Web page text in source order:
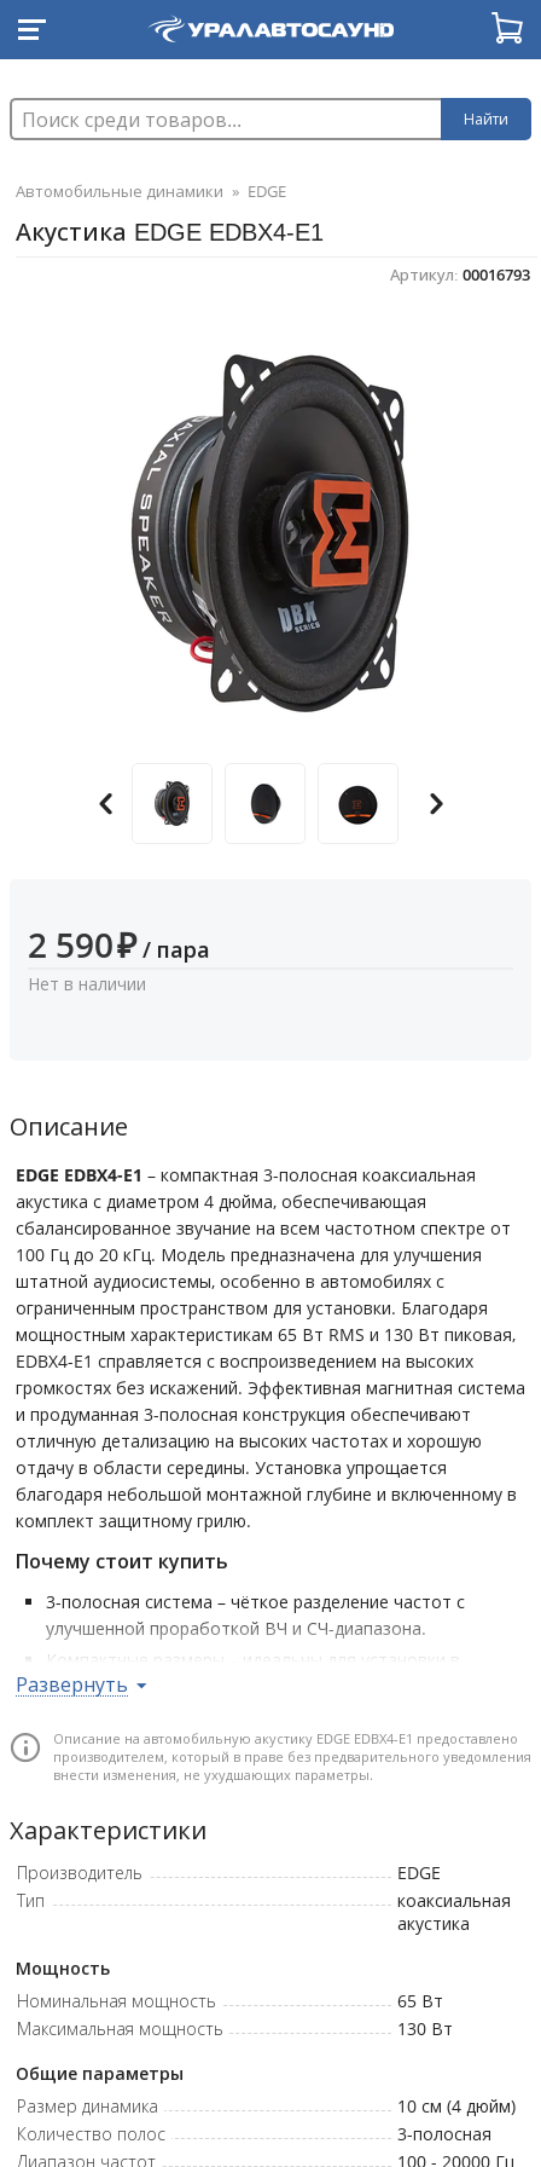
Найти
Автомобильные динамики » EDGE
Акустика EDGE EDBX4-E1
Артикул: 00016793
2 590₽ / пара
Нет в наличии
Описание
EDGE EDBX4-E1 – компактная 3-полосная коаксиальная
акустика с диаметром 4 дюйма, обеспечивающая
сбалансированное звучание на всем частотном спектре от
100 Гц до 20 кГц. Модель предназначена для улучшения
штатной аудиосистемы, особенно в автомобилях с
ограниченным пространством для установки. Благодаря
мощностным характеристикам 65 Вт RMS и 130 Вт пиковая,
EDBX4-E1 справляется с воспроизведением на высоких
громкостях без искажений. Эффективная магнитная система
и продуманная 3-полосная конструкция обеспечивают
отличную детализацию на высоких частотах и хорошую
отдачу в области середины. Установка упрощается
благодаря небольшой монтажной глубине и включенному в
комплект защитному грилю.
Почему стоит купить
3-полосная система – чёткое разделение частот с
улучшенной проработкой ВЧ и СЧ-диапазона.
Компактные размеры – идеальны для установки в
ограниченное пространство с монтажной глубиной
Хороший запас по громкости – 65 Вт RMS и 130 Вт MAX
позволяют уверенно работать даже на высоком уровне
Широкий частотный диапазон 100 Гц – 20 кГц –
диапазоне.
Гриль в комплекте – защита динамиков от механических
повреждений и эстетичный внешний вид после
установки.
Тип: Коаксиальная • Конфигурация: 3-полосная • Размер
динамика: 4" (100 мм) • Номинальная мощность: 65 Вт • Пиковая
мощность: 130 Вт • Частотная характеристика: 100 Гц – 20 кГц •
Сопротивление: 4 Ом • Монтажная глубина: 1,6" (43 мм) •
Монтажный диаметр: 3,7" (94 мм) • Гриль в комплекте
Развернуть
Описание на автомобильную акустику EDGE EDBX4-E1 предоставлено
производителем, который в праве без предварительного уведомления
внести изменения, не ухудшающих параметры.
Характеристики
Производитель
EDGE
Тип
коаксиальная
акустика
Мощность
Номинальная мощность
65 Вт
Максимальная мощность
130 Вт
Общие параметры
Размер динамика
10 см (4 дюйм)
Количество полос
3-полосная
Диапазон частот
100 - 20000 Гц